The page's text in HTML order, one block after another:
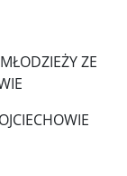
ZE